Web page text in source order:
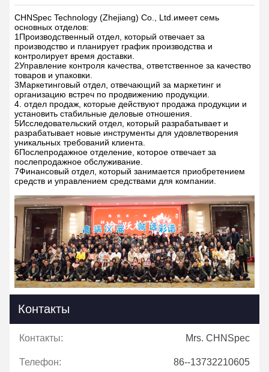
CHNSpec Technology (Zhejiang) Co., Ltd. имеет семь
основных отделов:
1Производственный отдел, который отвечает за
производство и планирует график производства и
контролирует время доставки.
2Управление контроля качества, ответственное за качество
товаров и упаковки.
3Маркетинговый отдел, отвечающий за маркетинг и
организацию встреч по продвижению продукции.
4. отдел продаж, которые действуют продажа продукции и
установить стабильные деловые отношения.
5Исследовательский отдел, который разрабатывает и
разрабатывает новые инструменты для удовлетворения
уникальных требований клиента.
6Послепродажное отделение, которое отвечает за
послепродажное обслуживание.
7Финансовый отдел, который занимается приобретением
средств и управлением средствами для компании.
Контакты
Контакты: Mrs. CHNSpec
Телефон: 86--13732210605